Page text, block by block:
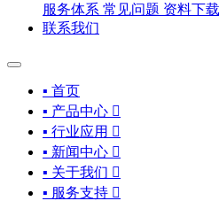
服务体系 常见问题 资料下载
联系我们
▪ 首页
▪ 产品中心 
▪ 行业应用 
▪ 新闻中心 
▪ 关于我们 
▪ 服务支持 